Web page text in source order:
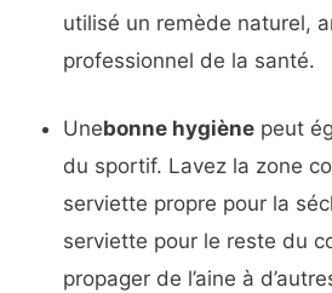
utilisé un remède naturel,
professionnel de la santé.
Unebonne hygiène peut
du sportif. Lavez la zone
serviette propre pour la
serviette pour le reste du
propager de l’aine à